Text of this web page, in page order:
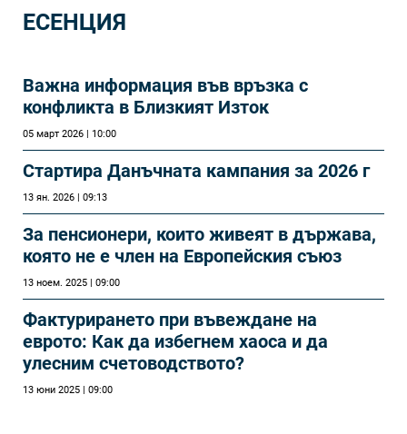
ЕСЕНЦИЯ
Важна информация във връзка с
конфликта в Близкият Изток
05 март 2026 | 10:00
Стартира Данъчната кампания за 2026 г
13 ян. 2026 | 09:13
За пенсионери, които живеят в държава,
която не е член на Европейския съюз
13 ноем. 2025 | 09:00
Фактурирането при въвеждане на
еврото: Как да избегнем хаоса и да
улесним счетоводството?
13 юни 2025 | 09:00